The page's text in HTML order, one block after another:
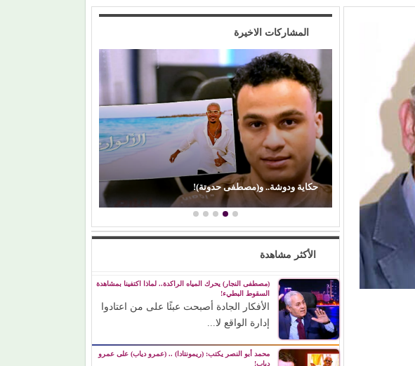
المشاركات الاخيرة
(إيمان ذو الفقار).. (كنت بحب صوت زعيقها)
الأكثر مشاهدة
(مصطفى النجار) يحرك المياه الراكدة.. لماذا اكتفينا بمشاهدة
السقوط البطيء!
الأفكار الجادة أصبحت عبئًا على من اعتادوا
إدارة الواقع لا...
محمد أبو النصر يكتب: (ريمونتادا) .. (عمرو دياب) على عمرو
دياب!